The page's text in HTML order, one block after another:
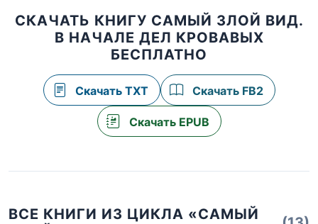
СКАЧАТЬ КНИГУ САМЫЙ ЗЛОЙ ВИД.
В НАЧАЛЕ ДЕЛ КРОВАВЫХ
БЕСПЛАТНО
Скачать TXT Скачать FB2
Скачать EPUB
ВСЕ КНИГИ ИЗ ЦИКЛА «САМЫЙ